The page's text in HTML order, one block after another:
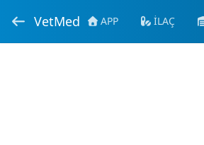
VetMed APP İLAÇ